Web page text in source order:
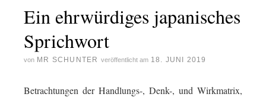
Ein ehrwürdiges japanisches
Sprichwort
von MR SCHUNTER veröffentlicht am 18. JUNI 2019
Betrachtungen der Handlungs-, Denk-, und Wirkmatrix,